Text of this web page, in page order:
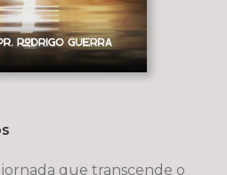
que transcende o